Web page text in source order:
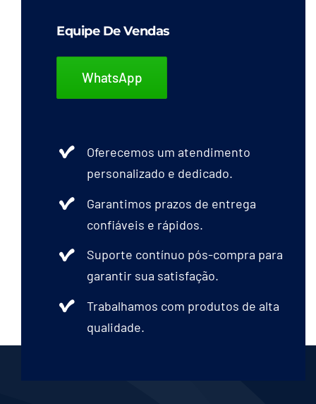
Equipe De Vendas
WhatsApp
Oferecemos um atendimento
personalizado e dedicado.
Garantimos prazos de entrega
confiáveis e rápidos.
Suporte contínuo pós-compra para
garantir sua satisfação.
Trabalhamos com produtos de alta
qualidade.